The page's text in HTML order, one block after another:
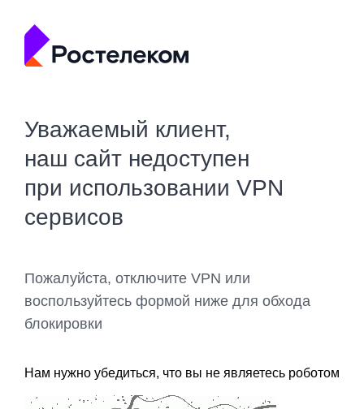
Уважаемый клиент,
наш сайт недоступен
при использовании VPN
сервисов
Пожалуйста, отключите VPN или
воспользуйтесь формой ниже для обхода
блокировки
Нам нужно убедиться, что вы не являетесь роботом